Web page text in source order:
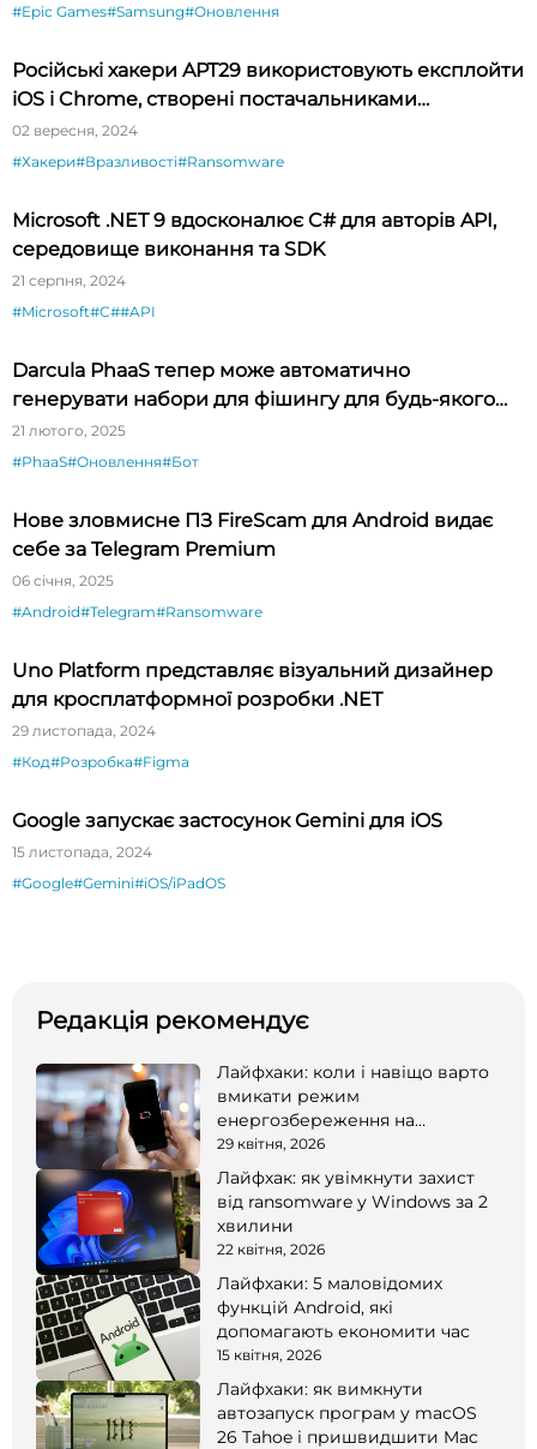
#Epic Games#Samsung#Оновлення
Російські хакери APT29 використовують експлойти
iOS і Chrome, створені постачальниками
шпигунського ПЗ
02 вересня, 2024
#Хакери#Вразливості#Ransomware
Microsoft .NET 9 вдосконалює C# для авторів API,
середовище виконання та SDK
21 серпня, 2024
#Microsoft#C##API
Darcula PhaaS тепер може автоматично
генерувати набори для фішингу для будь-якого
бренду
21 лютого, 2025
#PhaaS#Оновлення#Бот
Нове зловмисне ПЗ FireScam для Android видає
себе за Telegram Premium
06 січня, 2025
#Android#Telegram#Ransomware
Uno Platform представляє візуальний дизайнер
для кросплатформної розробки .NET
29 листопада, 2024
#Код#Розробка#Figma
Google запускає застосунок Gemini для iOS
15 листопада, 2024
#Google#Gemini#iOS/iPadOS
Редакція рекомендує
Лайфхаки: коли і навіщо варто
вмикати режим
енергозбереження на
смартфоні
29 квітня, 2026
Лайфхак: як увімкнути захист
від ransomware у Windows за 2
хвилини
22 квітня, 2026
Лайфхаки: 5 маловідомих
функцій Android, які
допомагають економити час
15 квітня, 2026
Лайфхаки: як вимкнути
автозапуск програм у macOS
26 Tahoe і пришвидшити Mac